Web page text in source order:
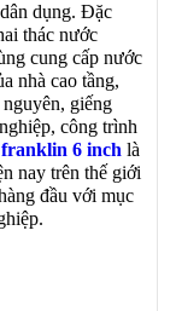
dụng. Đặc
thác nước
cung cấp nước
nhà cao tầng,
giếng
công trình
6 inch là
nay trên thế giới
đầu với mục